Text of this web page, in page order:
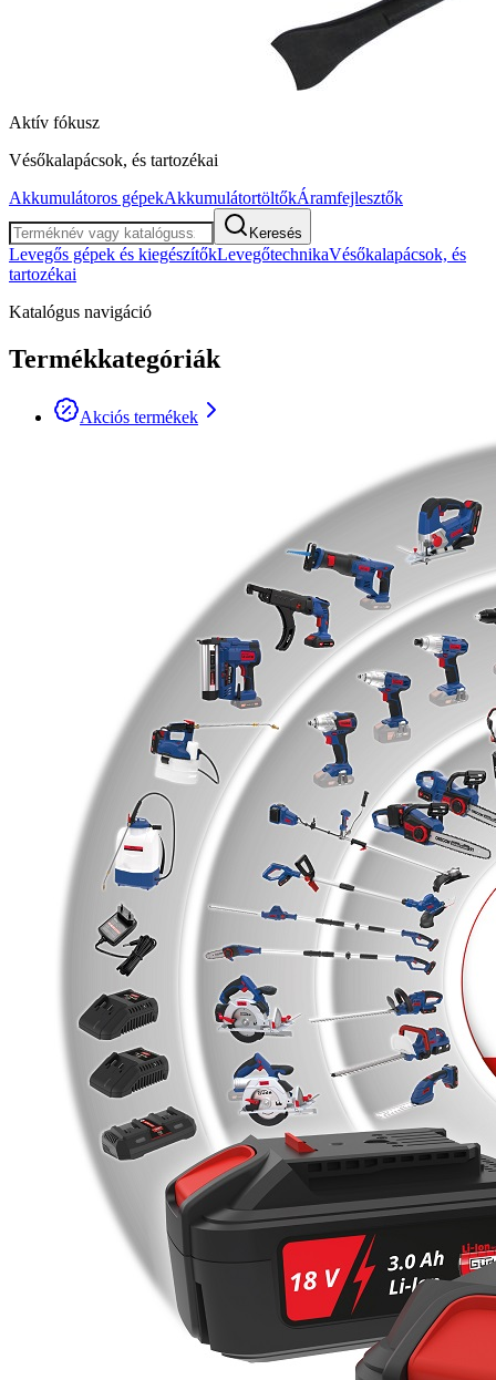
Aktív fókusz
Vésőkalapácsok, és tartozékai
Akkumulátoros gépekAkkumulátortöltőkÁramfejlesztők
Keresés
Levegős gépek és kiegészítőkLevegőtechnikaVésőkalapácsok, és
tartozékai
Katalógus navigáció
Termékkategóriák
Akciós termékek